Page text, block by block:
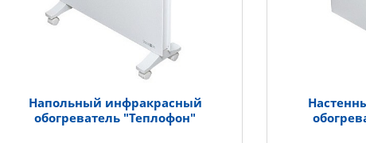
Напольный инфракрасный
обогреватель "Теплофон"